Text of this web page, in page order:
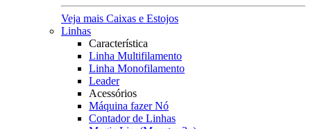
Veja mais Caixas e Estojos
Linhas
Característica
Linha Multifilamento
Linha Monofilamento
Leader
Acessórios
Máquina fazer Nó
Contador de Linhas